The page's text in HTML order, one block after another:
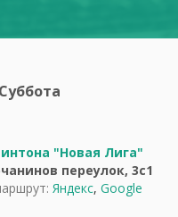
"Новая Лига"
переулок, 3с1
Яндекс, Google